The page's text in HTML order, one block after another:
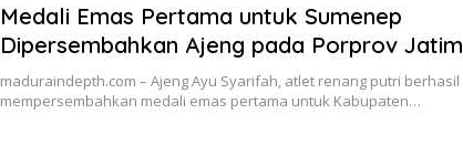
Medali Emas Pertama untuk Sumenep
Dipersembahkan Ajeng pada Porprov Jatim
maduraindepth.com – Ajeng Ayu Syarifah, atlet renang putri berhasil
mempersembahkan medali emas pertama untuk Kabupaten…